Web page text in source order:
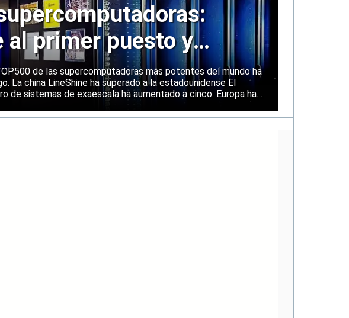
al primer puesto y
una posición sólida
de las supercomputadoras más potentes del mundo ha
La china LineShine ha superado a la estadounidense El
de sistemas de exaescala ha aumentado a cinco. Europa ha